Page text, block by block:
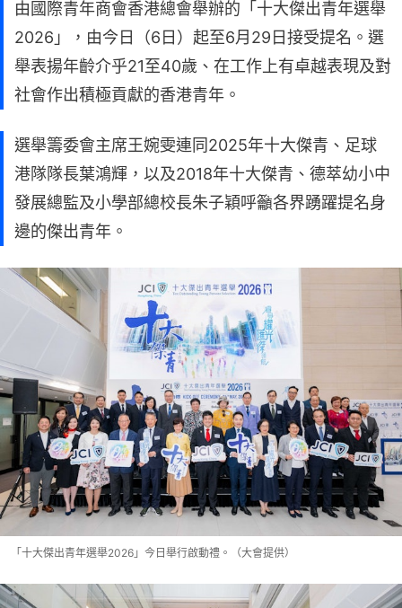
由國際⻘年商會香港總會舉辦的「十大傑出青年選舉
2026」，由今日（6日）起⾄6⽉29⽇接受提名。選
舉表揚年齡介乎21⾄40歲、在⼯作上有卓越表現及對
社會作出積極貢獻的香港⻘年。
選舉籌委會主席王婉雯連同2025年⼗⼤傑⻘、足球
港隊隊長葉鴻輝，以及2018年⼗⼤傑⻘、德萃幼小中
發展總監及小學部總校長朱⼦穎呼籲各界踴躍提名⾝
邊的傑出⻘年。
「⼗⼤傑出⻘年選舉2026」今日舉行啟動禮。（大會提供）